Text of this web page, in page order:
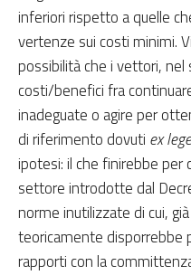
inferiori rispetto a quelle
vertenze sui costi minimi.
possibilità che i vettori,
costi/benefici fra
inadeguate o agire per
di riferimento dovuti ex lege
ipotesi: il che finirebbe per
settore introdotte dal
norme inutilizzate di cui,
teoricamente disporrebbe
rapporti con la